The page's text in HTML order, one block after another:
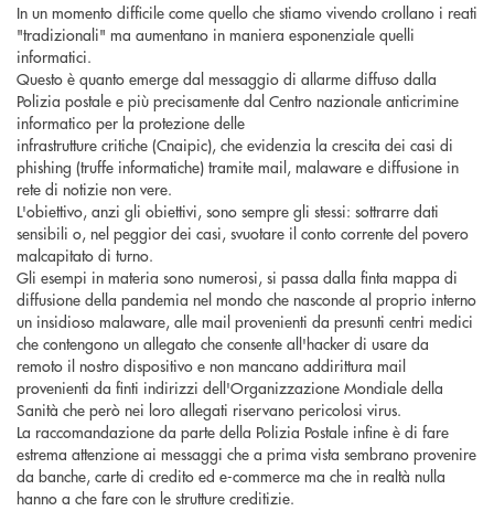
In un momento difficile come quello che stiamo vivendo crollano i reati
"tradizionali" ma aumentano in maniera esponenziale quelli
informatici.
Questo è quanto emerge dal messaggio di allarme diffuso dalla
Polizia postale e più precisamente dal Centro nazionale anticrimine
informatico per la protezione delle
infrastrutture critiche (Cnaipic), che evidenzia la crescita dei casi di
phishing (truffe informatiche) tramite mail, malaware e diffusione in
rete di notizie non vere.
L'obiettivo, anzi gli obiettivi, sono sempre gli stessi: sottrarre dati
sensibili o, nel peggior dei casi, svuotare il conto corrente del povero
malcapitato di turno.
Gli esempi in materia sono numerosi, si passa dalla finta mappa di
diffusione della pandemia nel mondo che nasconde al proprio interno
un insidioso malaware, alle mail provenienti da presunti centri medici
che contengono un allegato che consente all'hacker di usare da
remoto il nostro dispositivo e non mancano addirittura mail
provenienti da finti indirizzi dell'Organizzazione Mondiale della
Sanità che però nei loro allegati riservano pericolosi virus.
La raccomandazione da parte della Polizia Postale infine è di fare
estrema attenzione ai messaggi che a prima vista sembrano provenire
da banche, carte di credito ed e-commerce ma che in realtà nulla
hanno a che fare con le strutture creditizie.